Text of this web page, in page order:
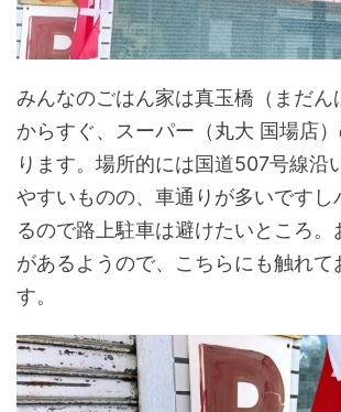
みんなのごはん家は真玉橋（まだん
からすぐ、スーパー（丸大 国場店
ります。場所的には国道507号線沿
やすいものの、車通りが多いですし
るので路上駐車は避けたいところ。
があるようので、こちらにも触れて
す。